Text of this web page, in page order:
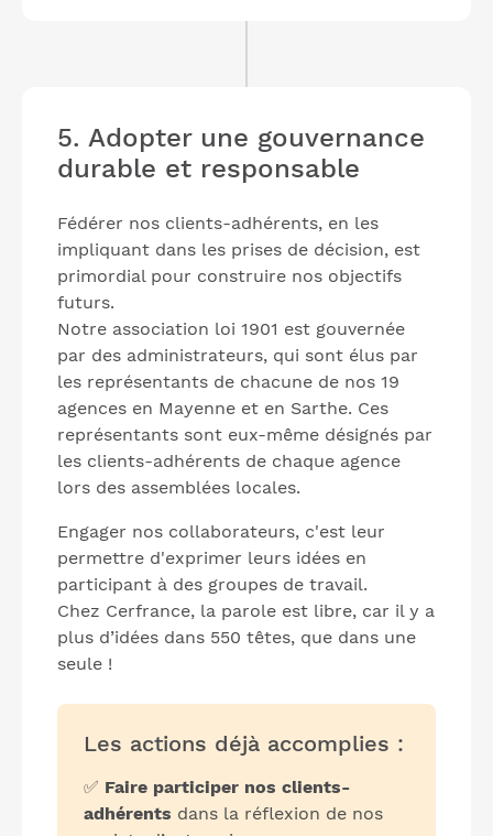
5. Adopter une gouvernance
durable et responsable
Fédérer nos clients-adhérents, en les
impliquant dans les prises de décision, est
primordial pour construire nos objectifs
futurs.
Notre association loi 1901 est gouvernée
par des administrateurs, qui sont élus par
les représentants de chacune de nos 19
agences en Mayenne et en Sarthe. Ces
représentants sont eux-même désignés par
les clients-adhérents de chaque agence
lors des assemblées locales.
Engager nos collaborateurs, c'est leur
permettre d'exprimer leurs idées en
participant à des groupes de travail.
Chez Cerfrance, la parole est libre, car il y a
plus d’idées dans 550 têtes, que dans une
seule !
Les actions déjà accomplies :
✅ Faire participer nos clients-
adhérents dans la réflexion de nos